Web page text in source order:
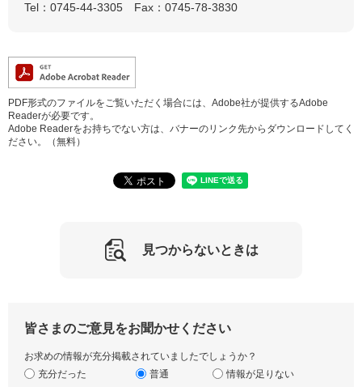
Tel：0745-44-3305
Fax：0745-78-3830
PDF形式のファイルをご覧いただく場合には、Adobe社が提供するAdobe
Readerが必要です。
Adobe Readerをお持ちでない方は、バナーのリンク先からダウンロードしてく
ださい。（無料）
見つからないときは
皆さまのご意見をお聞かせください
お求めの情報が充分掲載されていましたでしょうか？
充分だった
普通 情報が足りない